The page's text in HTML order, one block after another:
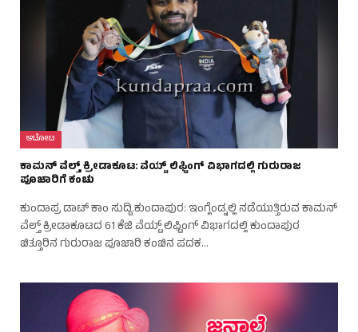
ಆಟೋಟ
ಕಾಮನ್ ವೆಲ್ತ್ ಕ್ರೀಡಾಕೂಟ: ವೆಯ್ಟ್ ಲಿಫ್ಟಿಂಗ್ ವಿಭಾಗದಲ್ಲಿ ಗುರುರಾಜ
ಪೂಜಾರಿಗೆ ಕಂಚು
ಕುಂದಾಪ್ರ ಡಾಟ್ ಕಾಂ ಸುದ್ದಿ.ಕುಂದಾಪುರ: ಇಂಗ್ಲೆಂಡ್ನಲ್ಲಿ ನಡೆಯುತ್ತಿರುವ ಕಾಮನ್
ವೆಲ್ತ್ ಕ್ರೀಡಾಕೂಟದ 61 ಕೆಜಿ ವೆಯ್ಟ್ ಲಿಫ್ಟಿಂಗ್ ವಿಭಾಗದಲ್ಲಿ ಕುಂದಾಪುರ
ಚಿತ್ತೂರಿನ ಗುರುರಾಜ ಪೂಜಾರಿ ಕಂಚಿನ ಪದಕ…